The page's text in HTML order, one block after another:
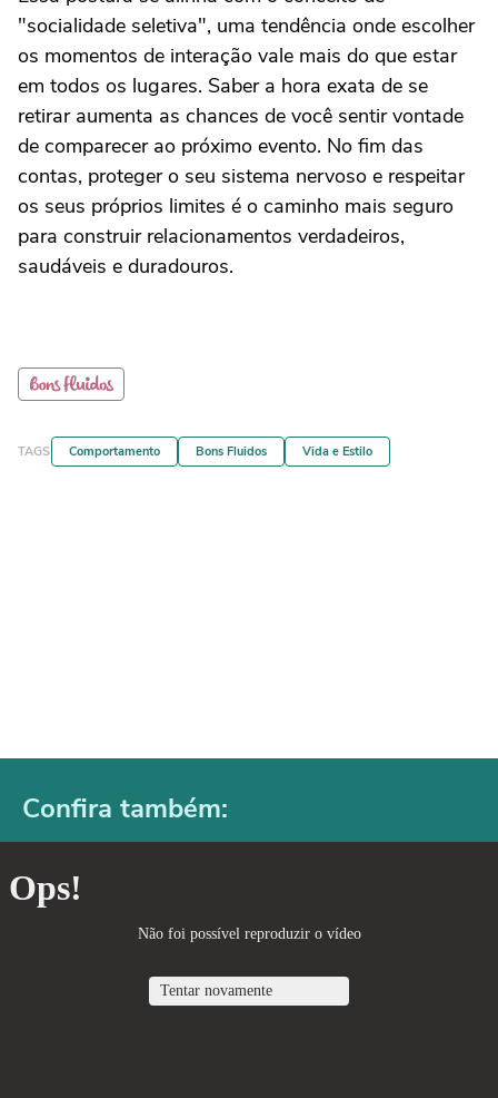
"socialidade seletiva", uma tendência onde escolher
os momentos de interação vale mais do que estar
em todos os lugares. Saber a hora exata de se
retirar aumenta as chances de você sentir vontade
de comparecer ao próximo evento. No fim das
contas, proteger o seu sistema nervoso e respeitar
os seus próprios limites é o caminho mais seguro
para construir relacionamentos verdadeiros,
saudáveis e duradouros.
TAGS Comportamento Bons Fluidos Vida e Estilo
Confira também: